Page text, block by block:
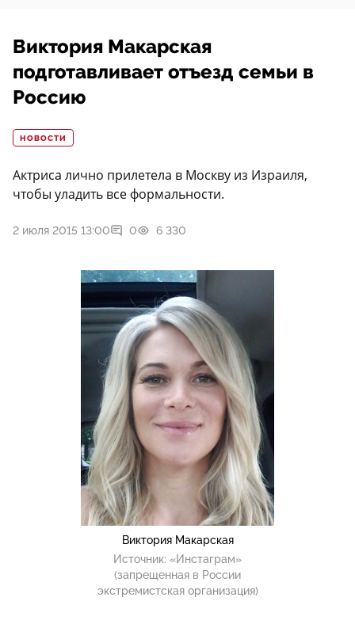
Виктория Макарская
подготавливает отъезд семьи в
Россию
НОВОСТИ
Актриса лично прилетела в Москву из Израиля,
чтобы уладить все формальности.
2 июля 2015 13:00 0 6 330
Виктория Макарская
Источник: «Инстаграм»
(запрещенная в России
экстремистская организация)